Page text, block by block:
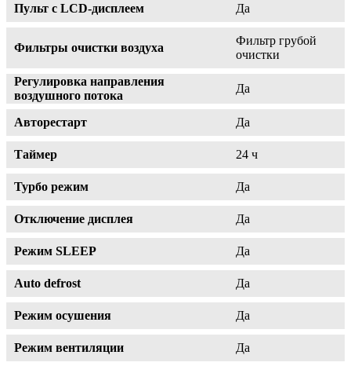
Пульт с LCD-дисплеем Да
Фильтры очистки воздуха
Фильтр грубой
очистки
Регулировка направления
воздушного потока
Да
Авторестарт Да
Таймер 24 ч
Турбо режим Да
Отключение дисплея Да
Режим SLEEP Да
Auto defrost Да
Режим осушения Да
Режим вентиляции
Да